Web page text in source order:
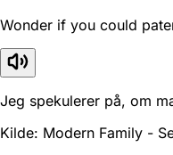
Wonder if you could
Jeg spekulerer på, om
Kilde: Modern Family -